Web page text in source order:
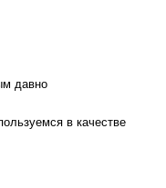
давно
в качестве